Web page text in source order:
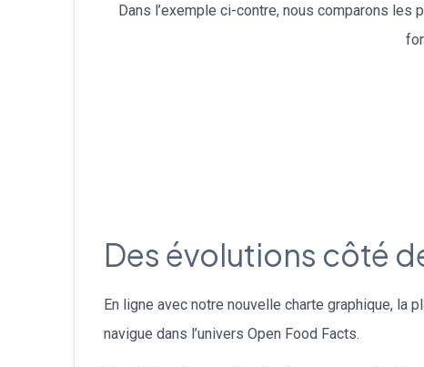
Dans l’exemple ci-contre, nous comparons
Des évolutions côté
En ligne avec notre nouvelle charte graphique, la
navigue dans l’univers Open Food Facts.